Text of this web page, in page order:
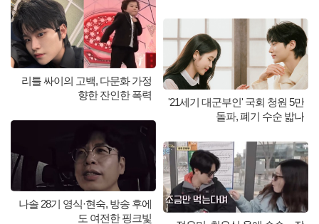
리틀 싸이의 고백, 다문화 가정
향한 잔인한 폭력
나솔 28기 영식·현숙, 방송 후에
도 여전한 핑크빛
'21세기 대군부인' 국회 청원 5만
돌파, 폐기 수순 밟나